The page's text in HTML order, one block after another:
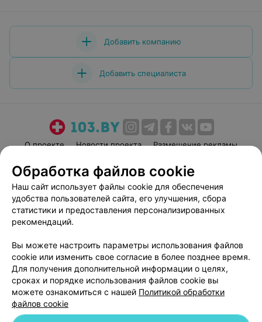
Добавить компанию
Добавить специалиста
О проекте Новости проекта
Размещение рекламы
Пользовательское соглашение
Способы оплаты
Вакансии
Партнеры
Написать руководителю 103.by
Персональные настройки cookie
Обработка персональных данных
Обработка файлов cookie
Наш сайт использует файлы cookie для обеспечения
удобства пользователей сайта, его улучшения, сбора
статистики и предоставления персонализированных
рекомендаций.
Вы можете настроить параметры использования файлов
cookie или изменить свое согласие в более позднее время.
Для получения дополнительной информации о целях,
сроках и порядке использования файлов cookie вы
можете ознакомиться с нашей Политикой обработки
файлов cookie